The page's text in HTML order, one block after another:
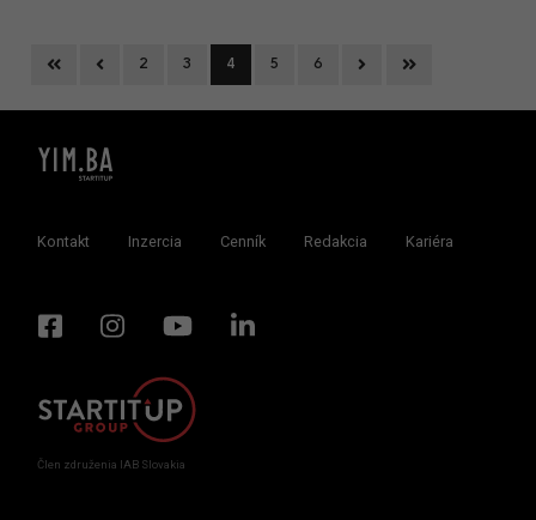
First Previous
2 3 4 5 6 Last
Kontakt Inzercia Cenník Redakcia Kariéra
Člen združenia IAB Slovakia